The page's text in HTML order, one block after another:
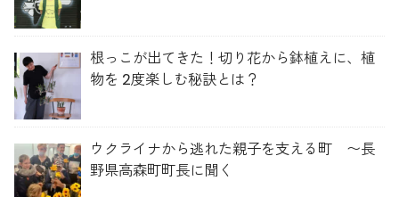
根っこが出てきた！切り花から鉢植えに、植
物を 2度楽しむ秘訣とは？
ウクライナから逃れた親子を支える町 〜長
野県高森町町長に聞く